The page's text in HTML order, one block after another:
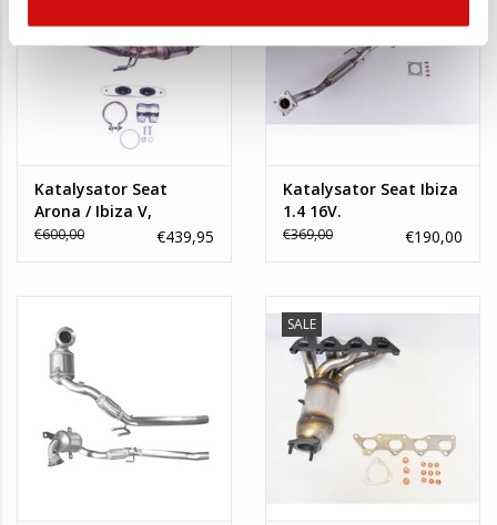
Katalysator Seat
Arona / Ibiza V,
Volkswagen Polo VI
€600,00 €439,95
Katalysator Seat Ibiza
1.4 16V.
€369,00 €190,00
SALE